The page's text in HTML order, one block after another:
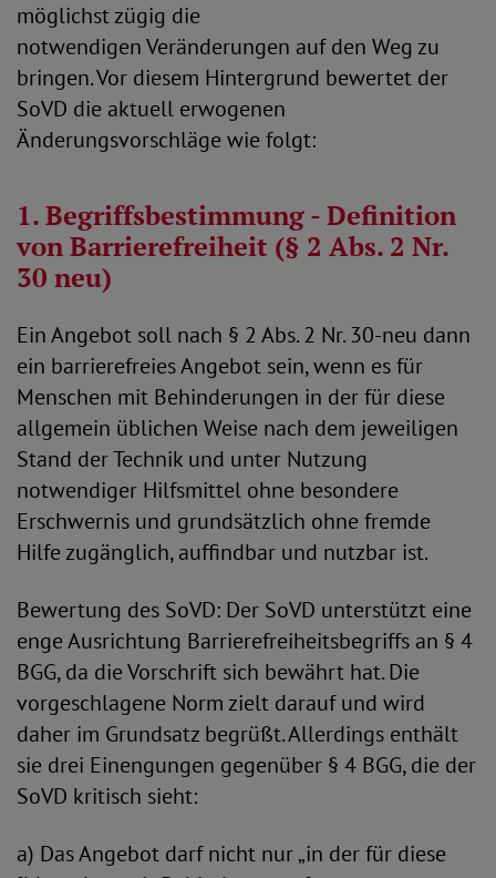
möglichst zügig die
notwendigen Veränderungen auf den Weg zu
bringen. Vor diesem Hintergrund bewertet der
SoVD die aktuell erwogenen
Änderungsvorschläge wie folgt:
1. Begriffsbestimmung - Definition
von Barrierefreiheit (§ 2 Abs. 2 Nr.
30 neu)
Ein Angebot soll nach § 2 Abs. 2 Nr. 30-neu dann
ein barrierefreies Angebot sein, wenn es für
Menschen mit Behinderungen in der für diese
allgemein üblichen Weise nach dem jeweiligen
Stand der Technik und unter Nutzung
notwendiger Hilfsmittel ohne besondere
Erschwernis und grundsätzlich ohne fremde
Hilfe zugänglich, auffindbar und nutzbar ist.
Bewertung des SoVD: Der SoVD unterstützt eine
enge Ausrichtung Barrierefreiheitsbegriffs an § 4
BGG, da die Vorschrift sich bewährt hat. Die
vorgeschlagene Norm zielt darauf und wird
daher im Grundsatz begrüßt. Allerdings enthält
sie drei Einengungen gegenüber § 4 BGG, die der
SoVD kritisch sieht:
a) Das Angebot darf nicht nur „in der für diese